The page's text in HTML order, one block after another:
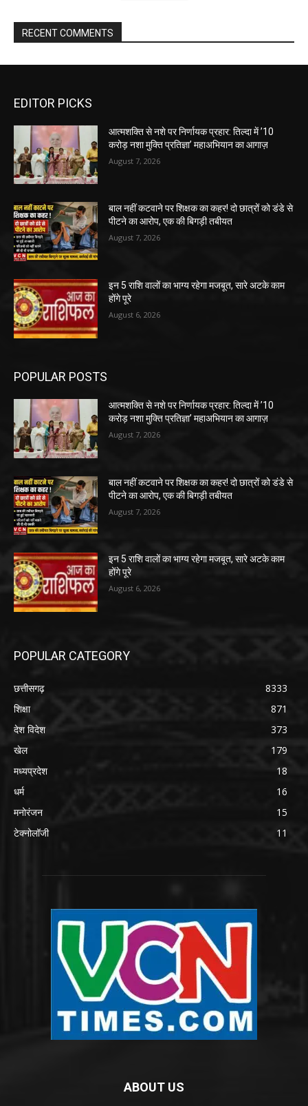
RECENT COMMENTS
EDITOR PICKS
आत्मशक्ति से नशे पर निर्णायक प्रहार: तिल्दा में ’10
करोड़ नशा मुक्ति प्रतिज्ञा’ महाअभियान का आगाज़
August 7, 2026
बाल नहीं कटवाने पर शिक्षक का कहर! दो छात्रों को डंडे से
पीटने का आरोप, एक की बिगड़ी तबीयत
August 7, 2026
इन 5 राशि वालों का भाग्य रहेगा मजबूत, सारे अटके काम
होंगे पूरे
August 6, 2026
POPULAR POSTS
आत्मशक्ति से नशे पर निर्णायक प्रहार: तिल्दा में ’10
करोड़ नशा मुक्ति प्रतिज्ञा’ महाअभियान का आगाज़
August 7, 2026
बाल नहीं कटवाने पर शिक्षक का कहर! दो छात्रों को डंडे से
पीटने का आरोप, एक की बिगड़ी तबीयत
August 7, 2026
इन 5 राशि वालों का भाग्य रहेगा मजबूत, सारे अटके काम
होंगे पूरे
August 6, 2026
POPULAR CATEGORY
छत्तीसगढ़
8333
शिक्षा
871
देश विदेश
373
खेल
179
मध्यप्रदेश
18
धर्म
16
मनोरंजन
15
टेक्नोलॉजी
11
ABOUT US